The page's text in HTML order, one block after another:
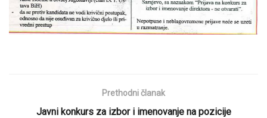
Prethodni članak
Javni konkurs za izbor i imenovanje na pozicije